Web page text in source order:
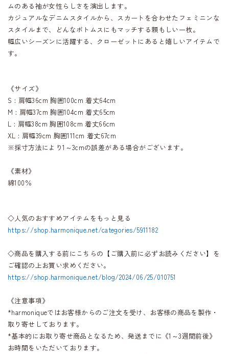
ムのある袖が女性らしさを演出します。
カジュアルなデニムスタイルから、スカートを合わせたフェミニンな
スタイルまで、どんなボトムスにもマッチする頼もしい一枚。
幅広いシーズンに活躍する、クローゼットにあると嬉しいアイテムで
す。
《サイズ》
S : 肩幅36cm 胸囲100cm 着丈64cm
M : 肩幅37cm 胸囲104cm 着丈65cm
L : 肩幅38cm 胸囲108cm 着丈66cm
XL : 肩幅39cm 胸囲111cm 着丈67cm
※採寸方法により1～3cmの誤差がある場合がございます。
《素材》
綿100％
◇人気のおすすめアイテムをもっと見る
https://shop.harmonique.net/categories/5911182
◇商品を購入する前にこちらの【ご購入前に必ずお読みください】を
ご確認の上お買い求めください。
https://shop.harmonique.net/blog/2024/06/25/010751
《注意事項》
*harmoniqueではお客様からのご注文を受け、お客様の商品を製作・
取り寄せしております。
*基本的にお取り寄せ商品となるため、発送までに《1～3週間前後》
お時間をいただいております。